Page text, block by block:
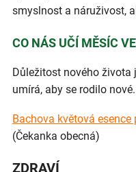
smyslnost a náruživost,
CO NÁS UČÍ MĚSÍC
Důležitost nového života
umírá, aby se rodilo nové.
Bachova květová esence
(Čekanka obecná)
ZDRAVÍ